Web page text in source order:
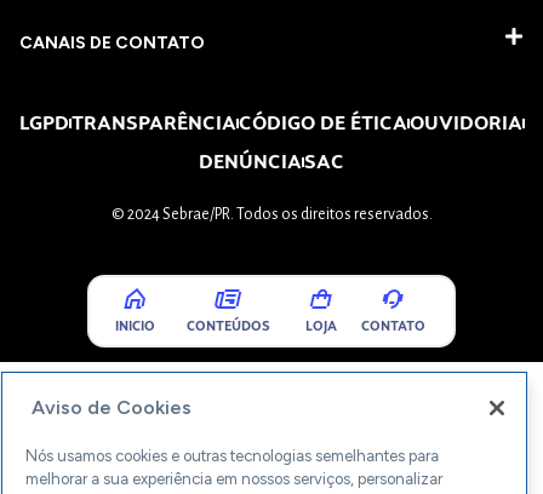
CANAIS DE CONTATO
LGPDTRANSPARÊNCIACÓDIGO DE ÉTICAOUVIDORIA
DENÚNCIASAC
© 2024 Sebrae/PR. Todos os direitos reservados.
INICIO CONTEÚDOS LOJA CONTATO
Aviso de Cookies
Nós usamos cookies e outras tecnologias semelhantes para
melhorar a sua experiência em nossos serviços, personalizar